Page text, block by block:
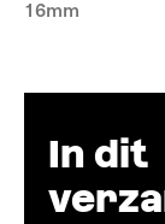
16mm
In dit